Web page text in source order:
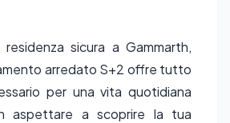
sicura a Gammarth,
arredato S+2 offre tutto
per una vita quotidiana
aspettare a scoprire la tua